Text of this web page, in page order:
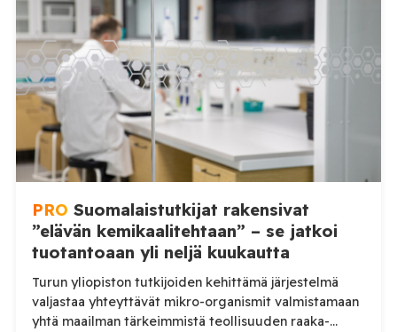
PRO Suomalaistutkijat rakensivat
”elävän kemikaalitehtaan” – se jatkoi
tuotantoaan yli neljä kuukautta
Turun yliopiston tutkijoiden kehittämä järjestelmä
valjastaa yhteyttävät mikro-organismit valmistamaan
yhtä maailman tärkeimmistä teollisuuden raaka-